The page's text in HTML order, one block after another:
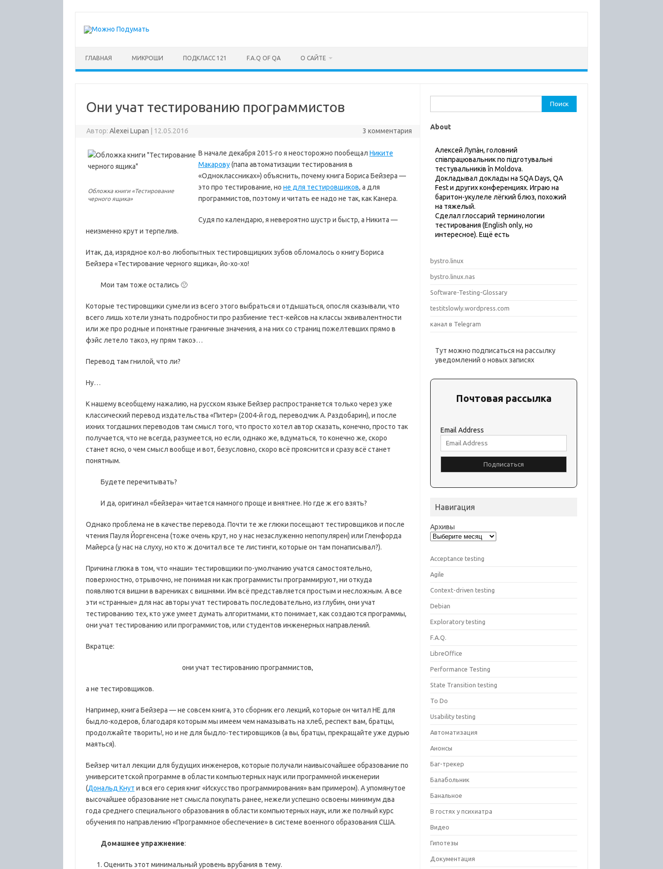
содержимому
ГЛАВНАЯ МИКРОШИ ПОДКЛАСС 121 F.A.Q OF QA О САЙТЕ
Они учат тестированию программистов
Автор:Alexei Lupan 12.05.2016 3 комментария
Обложка книги «Тестирование
черного ящика»
В начале декабря 2015-го я неосторожно пообещал Никите
Макарову(папа автоматизации тестирования в
«Одноклассниках») объяснить, почему книга Бориса Бейзера —
это про тестирование, но не для тестировщиков, а для
программистов, поэтому и читать ее надо не так, как Канера.
Судя по календарю, я невероятно шустр и быстр, а Никита —
неизменно крут и терпелив.
Итак, да, изрядное кол-во любопытных тестировщицких зубов обломалось о книгу Бориса
Бейзера «Тестирование черного ящика», йо-хо-хо!
Мои там тоже остались 🙁
Которые тестировщики сумели из всего этого выбраться и отдышаться, опосля сказывали, что
всего лишь хотели узнать подробности про разбиение тест-кейсов на классы эквивалентности
или же про родные и понятные граничные значения, а на них со страниц пожелтевших прямо в
фэйс летело такоэ, ну прям такоэ…
Перевод там гнилой, что ли?
Ну…
К нашему всеобщему нажалию, на русском языке Бейзер распространяется только через уже
классический перевод издательства «Питер» (2004-й год, переводчик А. Раздобарин), и после
ихних тогдашних переводов там смысл того, что просто хотел автор сказать, конечно, просто так
получается, что не всегда, разумеется, но если, однако же, вдуматься, то конечно же, скоро
станет ясно, о чем смысл вообще и вот, безусловно, скоро всё прояснится и сразу всё станет
понятным.
Будете перечитывать?
И да, оригинал «бейзера» читается намного проще и внятнее. Но где ж его взять?
Однако проблема не в качестве перевода. Почти те же глюки посещают тестировщиков и после
чтения Пауля Йоргенсена (тоже очень крут, но у нас незаслуженно непопулярен) или Гленфорда
Майерса (у нас на слуху, но кто ж дочитал все те листинги, которые он там понаписывал?).
Причина глюка в том, что «наши» тестировщики по-умолчанию учатся самостоятельно,
поверхностно, отрывочно, не понимая ни как программисты программируют, ни откуда
появляются вишни в варениках с вишнями. Им всё представляется простым и несложным. А все
эти «странные» для нас авторы учат тестировать последовательно, из глубин, они учат
тестированию тех, кто уже умеет думать алгоритмами, кто понимает, как создаются программы,
они учат тестированию или программистов, или студентов инженерных направлений.
Вкратце:
они учат тестированию программистов,
а не тестировщиков.
Например, книга Бейзера — не совсем книга, это сборник его лекций, которые он читал НЕ для
быдло-кодеров, благодаря которым мы имеем чем намазывать на хлеб, респект вам, братцы,
продолжайте творить!, но и не для быдло-тестировщиков (а вы, братцы, прекращайте уже дурью
маяться).
Бейзер читал лекции для будущих инженеров, которые получали наивысочайшее образование по
университетской программе в области компьютерных наук или программной инженерии
(Дональд Кнут и вся его серия книг «Искусство программирования» вам примером). А упомянутое
высочайшее образование нет смысла покупать ранее, нежели успешно освоены минимум два
года среднего специального образования в области компьютерных наук, или же полный курс
обучения по направлению «Программное обеспечение» в системе военного образования США.
Домашнее упражнение:
Оценить этот минимальный уровень врубания в тему.
About
Алексей Лупàн, головний
спiвпрацювальник по підготувальні
тестувальників în Moldova.
Докладывал доклады на SQA Days, QA
Fest и других конференциях. Играю на
баритон-укулеле лёгкий блюз, похожий
на тяжелый.
Сделал глоссарий терминологии
тестирования (English only, но
интересное). Ещё есть
bystro.linux
bystro.linux.nas
Software-Testing-Glossary
testitslowly.wordpress.com
канал в Telegram
Тут можно подписаться на рассылку
уведомлений о новых записях
Почтовая рассылка
Email Address
Навигация
Архивы
Acceptance testing
Agile
Context-driven testing
Debian
Exploratory testing
F.A.Q.
LibreOffice
Performance Testing
State Transition testing
To Do
Usability testing
Автоматизация
Анонсы
Баг-трекер
Балабольник
Банальное
В гостях у психиатра
Видео
Гипотезы
Документация